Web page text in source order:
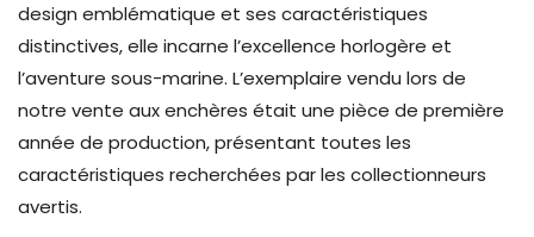
design emblématique et ses caractéristiques
distinctives, elle incarne l’excellence horlogère et
l’aventure sous-marine. L’exemplaire vendu lors de
notre vente aux enchères était une pièce de première
année de production, présentant toutes les
caractéristiques recherchées par les collectionneurs
avertis.